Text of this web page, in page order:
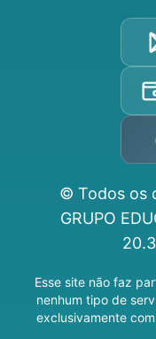
© Todos os
GRUPO
Esse site não faz
nenhum tipo de
exclusivamente